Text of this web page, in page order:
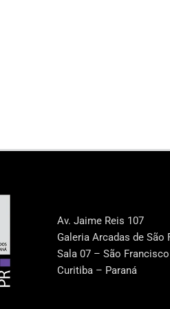
Av. Jaime Reis 107
Galeria Arcadas de São
Sala 07 – São Francisco
Curitiba – Paraná